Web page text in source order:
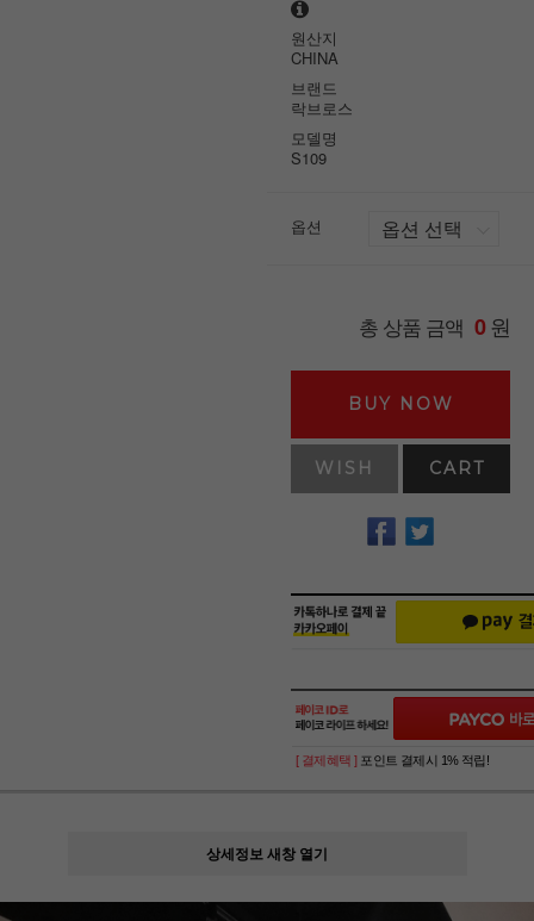
원산지
CHINA
브랜드
락브로스
모델명
S109
옵션
총 상품 금액 0원
BUY NOW
WISH CART
[ 결제혜택 ] 포인트 결제시 1% 적립!
상세정보 새창 열기